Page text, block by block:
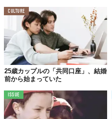
CULTURE
25歳カップルの「共同口座」、結婚
前から始まっていた
ISSUE